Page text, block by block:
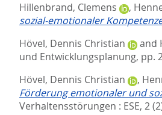
Hillenbrand, Clemens
,
sozial-emotionaler
Hövel, Dennis Christian
and
und Entwicklungsplanung, pp.
Hövel, Dennis Christian
,
Förderung emotionaler und
Verhaltensstörungen : ESE, 2